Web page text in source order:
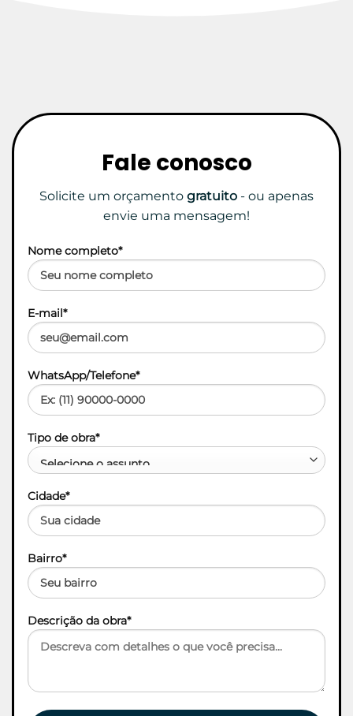
Fale conosco
Solicite um orçamento gratuito - ou apenas
envie uma mensagem!
Nome completo*
E-mail*
WhatsApp/Telefone*
Tipo de obra*
Cidade*
Bairro*
Descrição da obra*